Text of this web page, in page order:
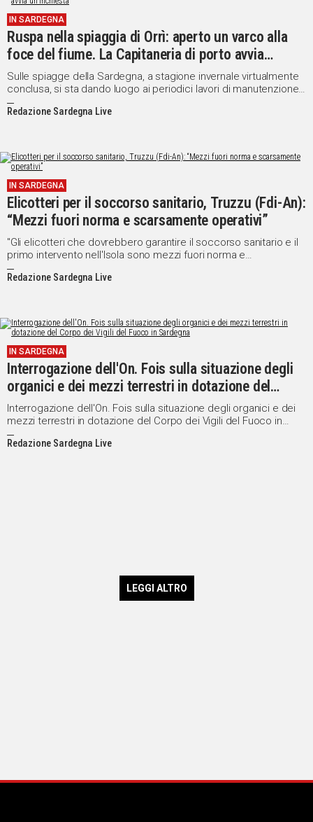
IN SARDEGNA
Ruspa nella spiaggia di Orrì: aperto un varco alla
foce del fiume. La Capitaneria di porto avvia
un'inchiesta
Sulle spiagge della Sardegna, a stagione invernale virtualmente
conclusa, si sta dando luogo ai periodici lavori di manutenzione
ordinaria o anche straordinaria. Naturalmente, può capitare che
certi interventi, per quanto necessari, lascino dei dubbi sul
Redazione Sardegna Live
IN SARDEGNA
Elicotteri per il soccorso sanitario, Truzzu (Fdi-An):
“Mezzi fuori norma e scarsamente operativi”
''Gli elicotteri che dovrebbero garantire il soccorso sanitario e il
primo intervento nell'Isola sono mezzi fuori norma e
scarsamente operativi, essendo dislocati solo ad Alghero-
Fertilia''.
Redazione Sardegna Live
IN SARDEGNA
Interrogazione dell'On. Fois sulla situazione degli
organici e dei mezzi terrestri in dotazione del
Corpo dei Vigili del Fuoco in Sardegna
Interrogazione dell'On. Fois sulla situazione degli organici e dei
mezzi terrestri in dotazione del Corpo dei Vigili del Fuoco in
Sardegna
Redazione Sardegna Live
LEGGI ALTRO